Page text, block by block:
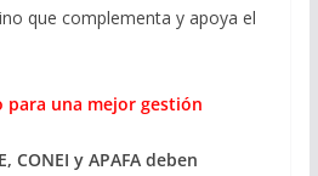
que complementa y apoya el
para una mejor gestión
CONEI y APAFA deben